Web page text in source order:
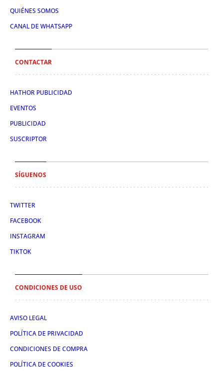
QUIÉNES SOMOS
CANAL DE WHATSAPP
CONTACTAR
HATHOR PUBLICIDAD
EVENTOS
PUBLICIDAD
SUSCRIPTOR
SÍGUENOS
TWITTER
FACEBOOK
INSTAGRAM
TIKTOK
CONDICIONES DE USO
AVISO LEGAL
POLÍTICA DE PRIVACIDAD
CONDICIONES DE COMPRA
POLÍTICA DE COOKIES